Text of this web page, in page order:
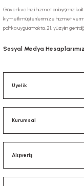
Güvenli ve hızlı hizmet anlayışımız
kıymetli müşterilerimize hizmet
politika uygulamakta, 21. yüzyılın
Sosyal Medya Hesaplarımız
Üyelik
Kurumsal
Alışveriş